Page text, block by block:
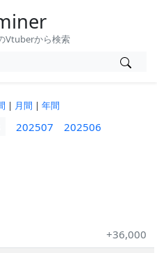
Vtuberから検索
| 月間 | 年間
202507 202506
+36,000